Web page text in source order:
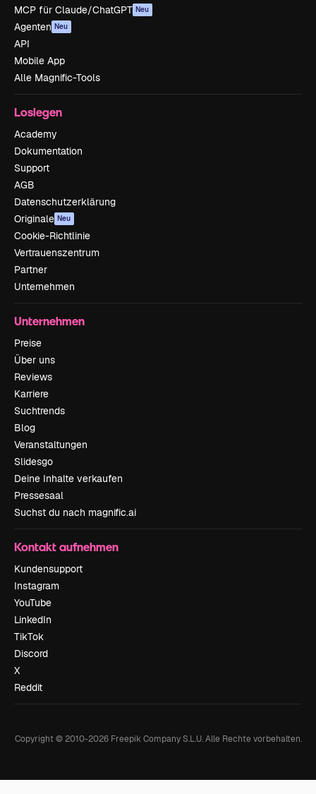
MCP für Claude/ChatGPT Neu
Agenten Neu
API
Mobile App
Alle Magnific-Tools
Loslegen
Academy
Dokumentation
Support
AGB
Datenschutzerklärung
Originale Neu
Cookie-Richtlinie
Vertrauenszentrum
Partner
Unternehmen
Unternehmen
Preise
Über uns
Reviews
Karriere
Suchtrends
Blog
Veranstaltungen
Slidesgo
Deine Inhalte verkaufen
Pressesaal
Suchst du nach magnific.ai
Kontakt aufnehmen
Kundensupport
Instagram
YouTube
LinkedIn
TikTok
Discord
X
Reddit
Copyright © 2010-2026Freepik Company S.L.U. Alle Rechte vorbehalten.